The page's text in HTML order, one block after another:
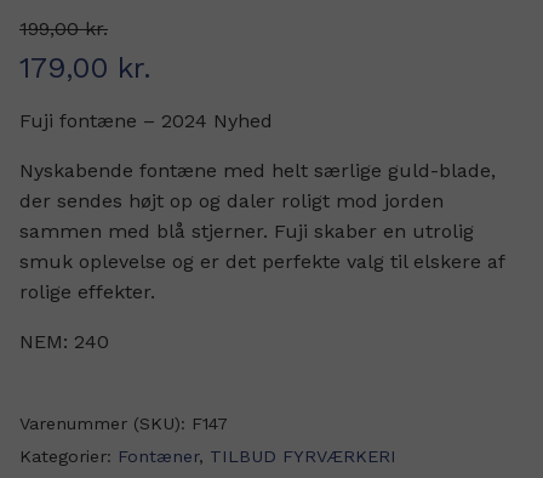
199,00kr.
Den oprindelige pris var: 199,00 kr..
179,00 kr.
Fuji fontæne – 2024 Nyhed
Nyskabende fontæne med helt særlige guld-blade,
der sendes højt op og daler roligt mod jorden
sammen med blå stjerner. Fuji skaber en utrolig
smuk oplevelse og er det perfekte valg til elskere af
rolige effekter.
NEM: 240
Varenummer (SKU): F147
Kategorier: Fontæner, TILBUD FYRVÆRKERI